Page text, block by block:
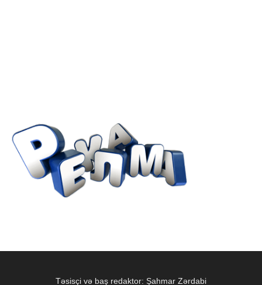
Təsisçi və baş redaktor: Şahmar Zərdabi